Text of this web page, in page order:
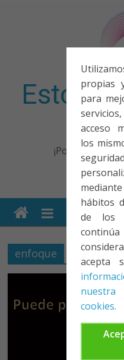
propias
para
acceso
los
hábitos
de los
acepta
cookies.
Esto no
¡Porque no
enfoque